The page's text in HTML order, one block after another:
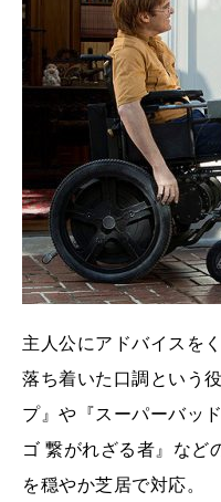
主人公にアドバイスを
落ち着いた口調という
プ』や『スーパーバッ
ゴ 繋がれざる者』など
を穏やか芝居で対応。